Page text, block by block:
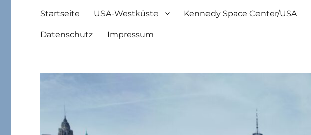
Startseite USA-Westküste Kennedy Space Center/USA
Datenschutz Impressum